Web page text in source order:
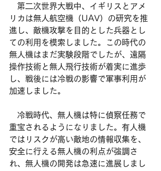
第二次世界大戦中、イギリスとアメ
リカは無人航空機（UAV）の研究を推
進し、敵機攻撃を目的とした兵器とし
ての利用を模索しました。この時代の
無人機はまだ実験段階でしたが、遠隔
操作技術と無人飛行技術が着実に進歩
し、戦後には冷戦の影響で軍事利用が
加速しました。
冷戦時代、無人機は特に偵察任務で
重宝されるようになりました。有人機
ではリスクが高い敵地の情報収集を、
安全に行える無人機の利点が強調さ
れ、無人機の開発は急速に進展しまし